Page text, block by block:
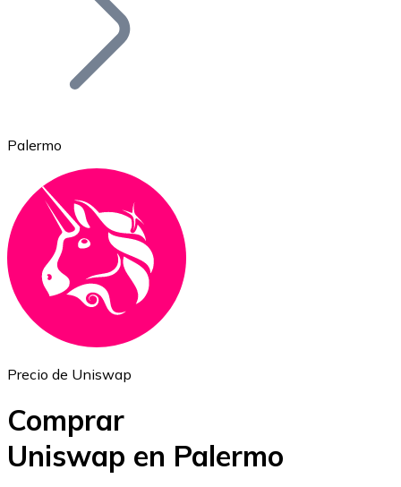
Ethereum
ETH
Palermo
Precio de Uniswap
Comprar
Uniswap en Palermo